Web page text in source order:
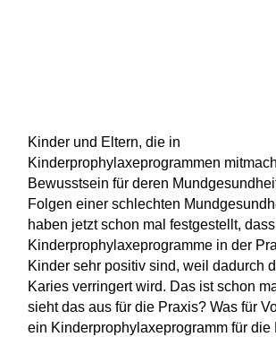
Kinder und Eltern, die in
Kinderprophylaxeprogrammen
Bewusstsein für deren
Folgen einer schlechten
haben jetzt schon mal festgestellt,
Kinderprophylaxeprogramme in der
Kinder sehr positiv sind, weil dadurch
Karies verringert wird. Das ist schon
sieht das aus für die Praxis? Was für
ein Kinderprophylaxeprogramm für die